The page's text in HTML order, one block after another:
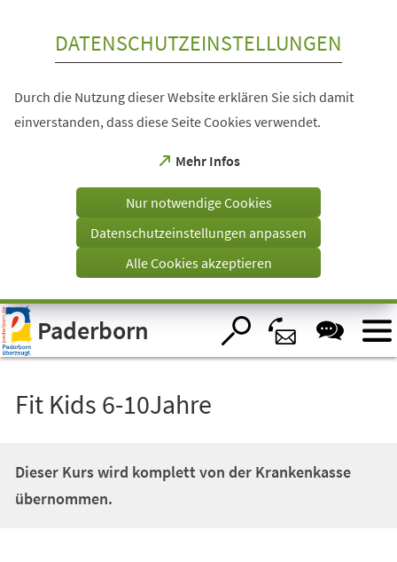
Visuelle
Assistenzsoftware
öffnen.
DATENSCHUTZEINSTELLUNGEN
Durch die Nutzung dieser Website erklären Sie sich damit
einverstanden, dass diese Seite Cookies verwendet.
Mehr Infos
(Öffnet
einem
Tab)
Nur notwendige Cookies
Datenschutzeinstellungen anpassen
Alle Cookies akzeptieren
Paderborn
Fit Kids 6-10Jahre
Dieser Kurs wird komplett von der Krankenkasse
übernommen.